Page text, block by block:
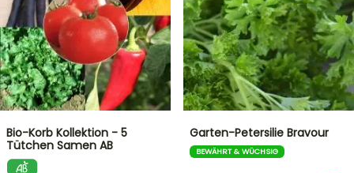
Bio-Korb Kollektion - 5
Tütchen Samen AB
Garten-Petersilie Bravour
BEWÄHRT & WÜCHSIG